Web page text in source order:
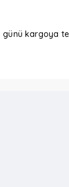
günü kargoya